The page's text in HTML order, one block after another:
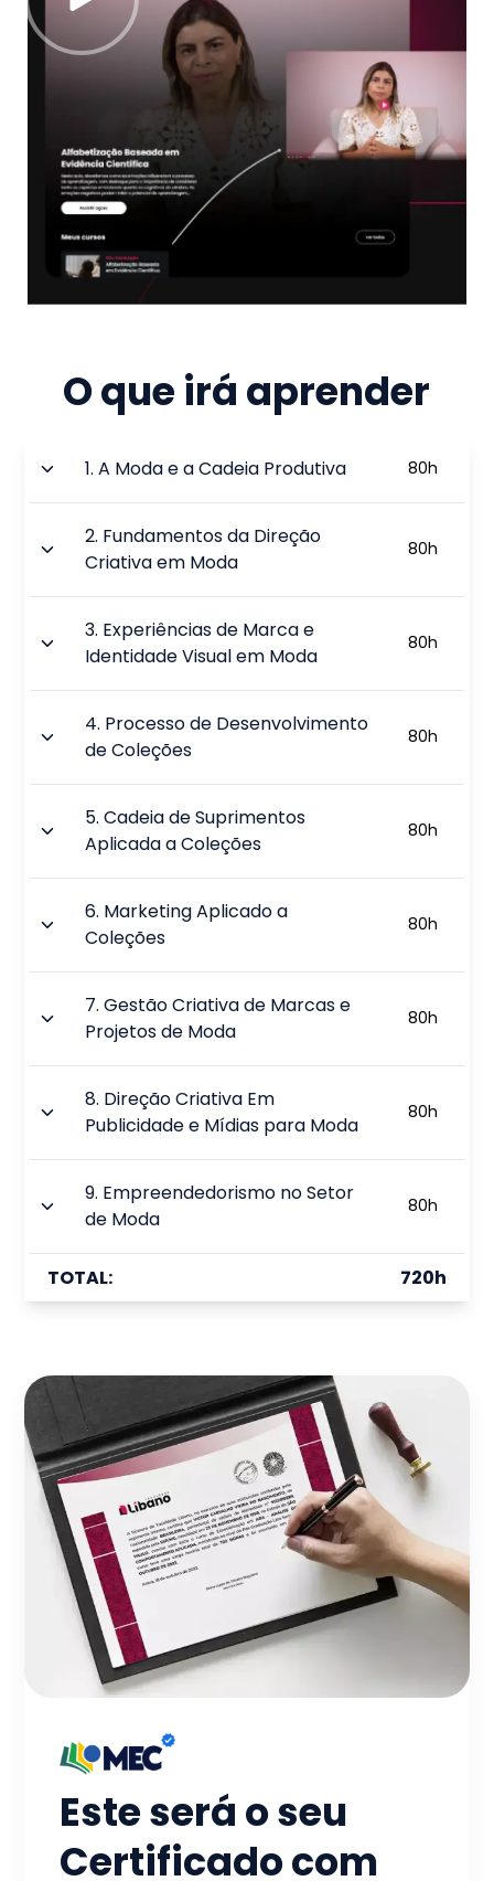
O que irá aprender
1.A Moda e a Cadeia Produtiva 80h
2. Fundamentos da Direção
Criativa em Moda
80h
3. Experiências de Marca e
Identidade Visual em Moda
80h
4. Processo de Desenvolvimento
de Coleções
80h
5.Cadeia de Suprimentos
Aplicada a Coleções
80h
6. Marketing Aplicado a
Coleções
80h
7.Gestão Criativa de Marcas e
Projetos de Moda
80h
8. Direção Criativa Em
Publicidade e Mídias para Moda
80h
9. Empreendedorismo no Setor
de Moda
80h
TOTAL: 720h
Este será o seu
Certificado com